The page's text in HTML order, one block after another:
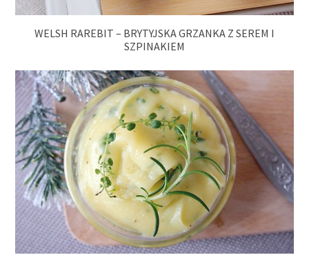
WELSH RAREBIT – BRYTYJSKA GRZANKA Z SEREM I
SZPINAKIEM